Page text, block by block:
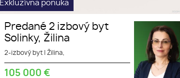
Exkluzívna ponuka
Predané 2 izbový byt
Solinky, Žilina
2-izbový byt Žilina,
105 000 €